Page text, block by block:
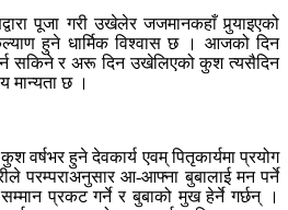
पूजा गरी उखेलेर जजमानकहाँ पुर्‍याइएको
हुने धार्मिक विश्वास छ । आजको दिन
सकिने र अरू दिन उखेलिएको कुश त्यसैदिन
मान्यता छ ।
वर्षभर हुने देवकार्य एवम् पितृकार्यमा प्रयोग
परम्पराअनुसार आ-आफ्ना बुबालाई मन पर्ने
प्रकट गर्ने र बुबाको मुख हेर्ने गर्छन् ।